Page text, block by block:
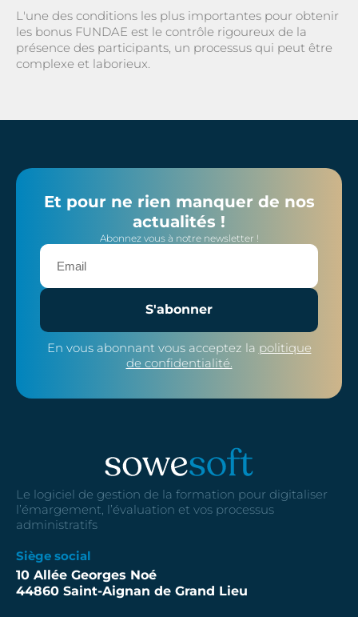
L'une des conditions les plus importantes pour obtenir
les bonus FUNDAE est le contrôle rigoureux de la
présence des participants, un processus qui peut être
complexe et laborieux.
Et pour ne rien manquer de nos
actualités !
Abonnez vous à notre newsletter !
S'abonner
En vous abonnant vous acceptez la politique
de confidentialité.
Le logiciel de gestion de la formation pour digitaliser
l’émargement, l’évaluation et vos processus
administratifs
Siège social
10 Allée Georges Noé
44860 Saint-Aignan de Grand Lieu